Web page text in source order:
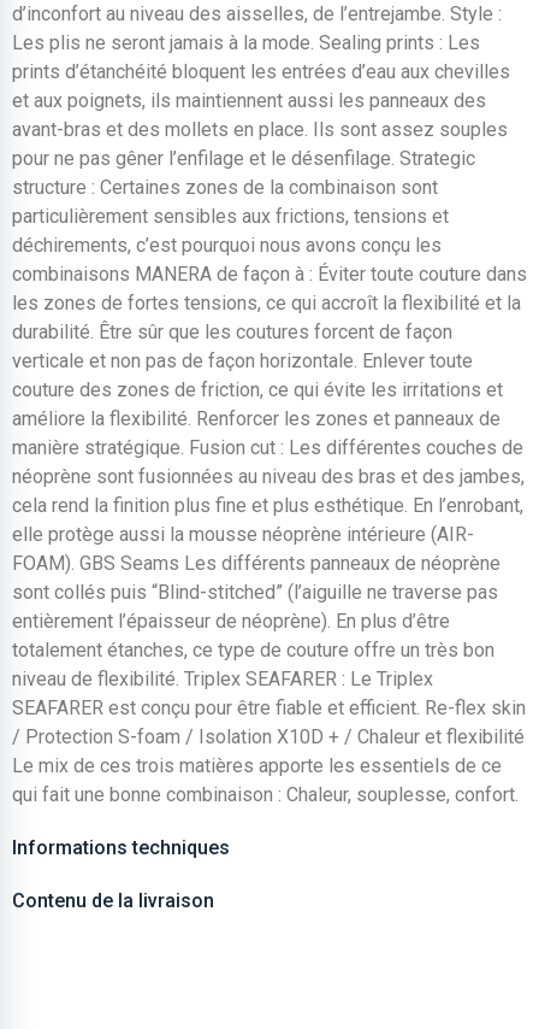
d’inconfort au niveau des aisselles, de l’entrejambe. Style :
Les plis ne seront jamais à la mode. Sealing prints : Les
prints d’étanchéité bloquent les entrées d’eau aux chevilles
et aux poignets, ils maintiennent aussi les panneaux des
avant-bras et des mollets en place. Ils sont assez souples
pour ne pas gêner l’enfilage et le désenfilage. Strategic
structure : Certaines zones de la combinaison sont
particulièrement sensibles aux frictions, tensions et
déchirements, c’est pourquoi nous avons conçu les
combinaisons MANERA de façon à : Éviter toute couture dans
les zones de fortes tensions, ce qui accroît la flexibilité et la
durabilité. Être sûr que les coutures forcent de façon
verticale et non pas de façon horizontale. Enlever toute
couture des zones de friction, ce qui évite les irritations et
améliore la flexibilité. Renforcer les zones et panneaux de
manière stratégique. Fusion cut : Les différentes couches de
néoprène sont fusionnées au niveau des bras et des jambes,
cela rend la finition plus fine et plus esthétique. En l’enrobant,
elle protège aussi la mousse néoprène intérieure (AIR-
FOAM). GBS Seams Les différents panneaux de néoprène
sont collés puis “Blind-stitched” (l’aiguille ne traverse pas
entièrement l’épaisseur de néoprène). En plus d’être
totalement étanches, ce type de couture offre un très bon
niveau de flexibilité. Triplex SEAFARER : Le Triplex
SEAFARER est conçu pour être fiable et efficient. Re-flex skin
/ Protection S-foam / Isolation X10D + / Chaleur et flexibilité
Le mix de ces trois matières apporte les essentiels de ce
qui fait une bonne combinaison : Chaleur, souplesse, confort.
Informations techniques
Contenu de la livraison